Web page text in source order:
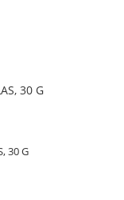
30 G